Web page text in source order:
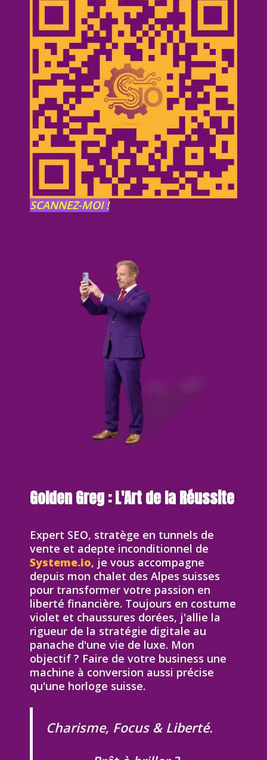
SCANNEZ-MOI !
Golden Greg : L'Art de la Réussite
Expert SEO, stratège en tunnels de
vente et adepte inconditionnel de
Systeme.io, je vous accompagne
depuis mon chalet des Alpes suisses
pour transformer votre passion en
liberté financière. Toujours en costume
violet et chaussures dorées, j'allie la
rigueur de la stratégie digitale au
panache d'une vie de luxe. Mon
objectif ? Faire de votre business une
machine à conversion aussi précise
qu'une horloge suisse.
Charisme, Focus & Liberté.